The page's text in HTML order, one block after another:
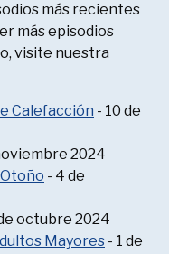
más recientes
más episodios
visite nuestra
Calefacción - 10 de
2024
- 4 de
octubre 2024
Mayores - 1 de